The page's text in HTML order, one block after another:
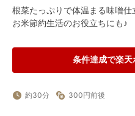
根菜たっぷりで体温まる味噌仕
お米節約生活のお役立ちにも♪
条件達成で楽天
約30分 300円前後